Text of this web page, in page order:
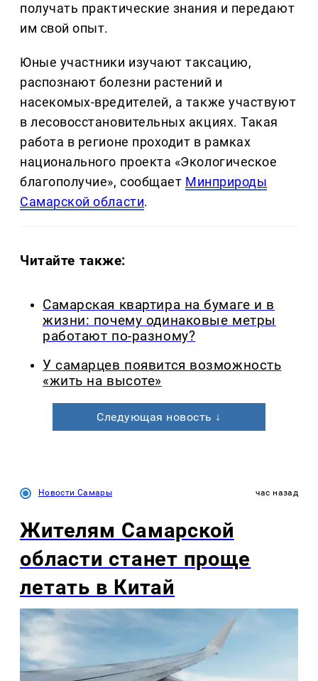
получать практические знания и передают
им свой опыт.
Юные участники изучают таксацию,
распознают болезни растений и
насекомых-вредителей, а также участвуют
в лесовосстановительных акциях. Такая
работа в регионе проходит в рамках
национального проекта «Экологическое
благополучие», сообщает Минприроды
Самарской области.
Читайте также:
Самарская квартира на бумаге и в
жизни: почему одинаковые метры
работают по-разному?
У самарцев появится возможность
«жить на высоте»
Следующая новость ↓
Новости Самары час назад
Жителям Самарской
области станет проще
летать в Китай